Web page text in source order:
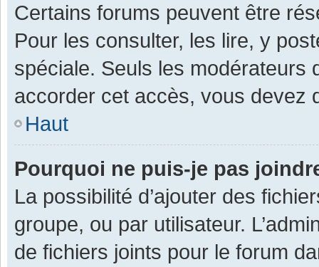
Certains forums peuvent être
Pour les consulter, les lire, y
spéciale. Seuls les modérateurs
accorder cet accès, vous devez
Haut
Pourquoi ne puis-je pas
La possibilité d’ajouter des
groupe, ou par utilisateur.
de fichiers joints pour le forum